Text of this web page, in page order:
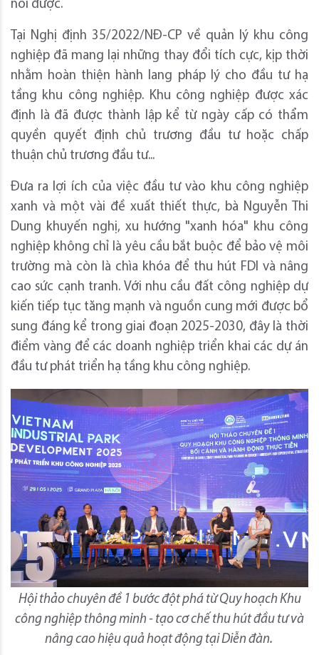
nối được.
Tại Nghị định 35/2022/NĐ-CP về quản lý khu công
nghiệp đã mang lại những thay đổi tích cực, kịp thời
nhằm hoàn thiện hành lang pháp lý cho đầu tư hạ
tầng khu công nghiệp. Khu công nghiệp được xác
định là đã được thành lập kể từ ngày cấp có thẩm
quyền quyết định chủ trương đầu tư hoặc chấp
thuận chủ trương đầu tư...
Đưa ra lợi ích của việc đầu tư vào khu công nghiệp
xanh và một vài đề xuất thiết thực, bà Nguyễn Thi
Dung khuyến nghị, xu hướng "xanh hóa" khu công
nghiệp không chỉ là yêu cầu bắt buộc để bảo vệ môi
trường mà còn là chìa khóa để thu hút FDI và nâng
cao sức cạnh tranh. Với nhu cầu đất công nghiệp dự
kiến tiếp tục tăng mạnh và nguồn cung mới được bổ
sung đáng kể trong giai đoạn 2025-2030, đây là thời
điểm vàng để các doanh nghiệp triển khai các dự án
đầu tư phát triển hạ tầng khu công nghiệp.
Hội thảo chuyên đề 1 bước đột phá từ Quy hoạch Khu
công nghiệp thông minh - tạo cơ chế thu hút đầu tư và
nâng cao hiệu quả hoạt động tại Diễn đàn.